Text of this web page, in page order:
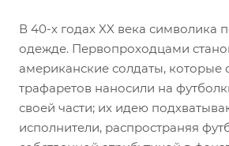
В 40-х годах XX века символика
одежде. Первопроходцами
американские солдаты,
трафаретов наносили на
своей части; их идею
исполнители, распространяя